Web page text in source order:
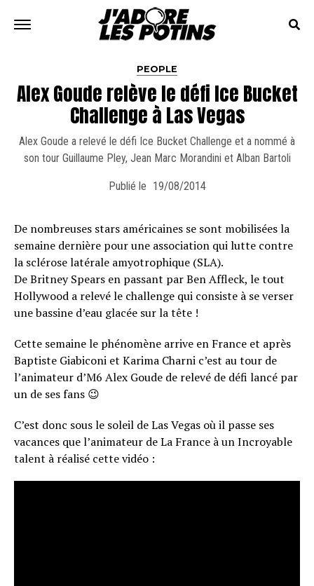
PEOPLE
Alex Goude relève le défi Ice Bucket
Challenge à Las Vegas
Alex Goude a relevé le défi Ice Bucket Challenge et a nommé à
son tour Guillaume Pley, Jean Marc Morandini et Alban Bartoli
Publié le 19/08/2014
De nombreuses stars américaines se sont mobilisées la
semaine dernière pour une association qui lutte contre
la sclérose latérale amyotrophique (SLA).
De Britney Spears en passant par Ben Affleck, le tout
Hollywood a relevé le challenge qui consiste à se verser
une bassine d’eau glacée sur la tête !
Cette semaine le phénomène arrive en France et après
Baptiste Giabiconi et Karima Charni c’est au tour de
l’animateur d’M6 Alex Goude de relevé de défi lancé par
un de ses fans 😉
C’est donc sous le soleil de Las Vegas où il passe ses
vacances que l’animateur de La France à un Incroyable
talent à réalisé cette vidéo :